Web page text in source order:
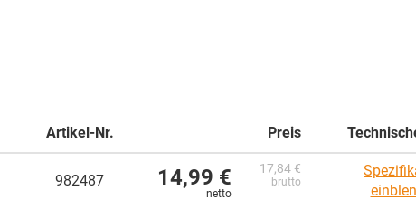
Artikel-Nr. Preis
982487
17,84 €
14,99 €